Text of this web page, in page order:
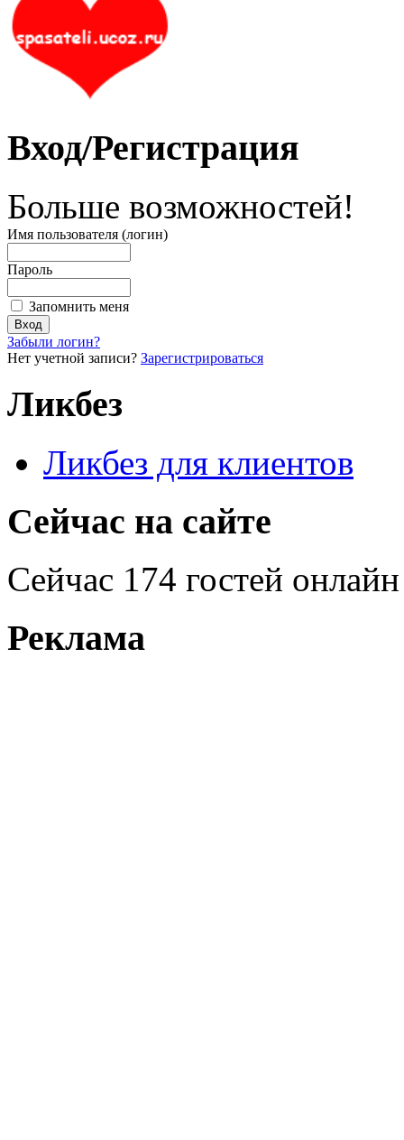
Вход/Регистрация
Больше возможностей!
Имя пользователя (логин)
Пароль
Запомнить меня
Забыли логин?
Нет учетной записи? Зарегистрироваться
Ликбез
Ликбез для клиентов
Сейчас на сайте
Сейчас 174 гостей онлайн
Реклама